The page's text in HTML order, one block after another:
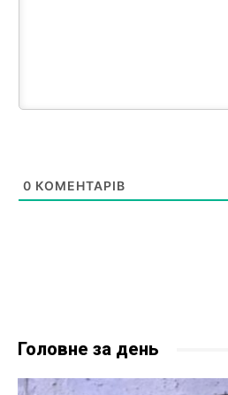
0 КОМЕНТАРІВ
Головне за день